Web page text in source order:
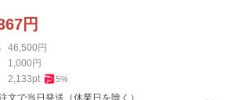
円
46,500円
1,000円
2,133pt 5%
文で当日発送（休業日を除く）